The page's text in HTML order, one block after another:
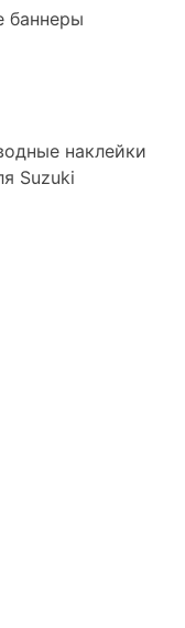
баннеры
наклейки
Suzuki